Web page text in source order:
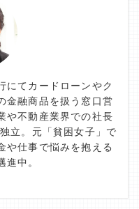
にてカードローンやク
金融商品を扱う窓口営
や不動産業界での社長
立。元「貧困女子」で
や仕事で悩みを抱える
進中。